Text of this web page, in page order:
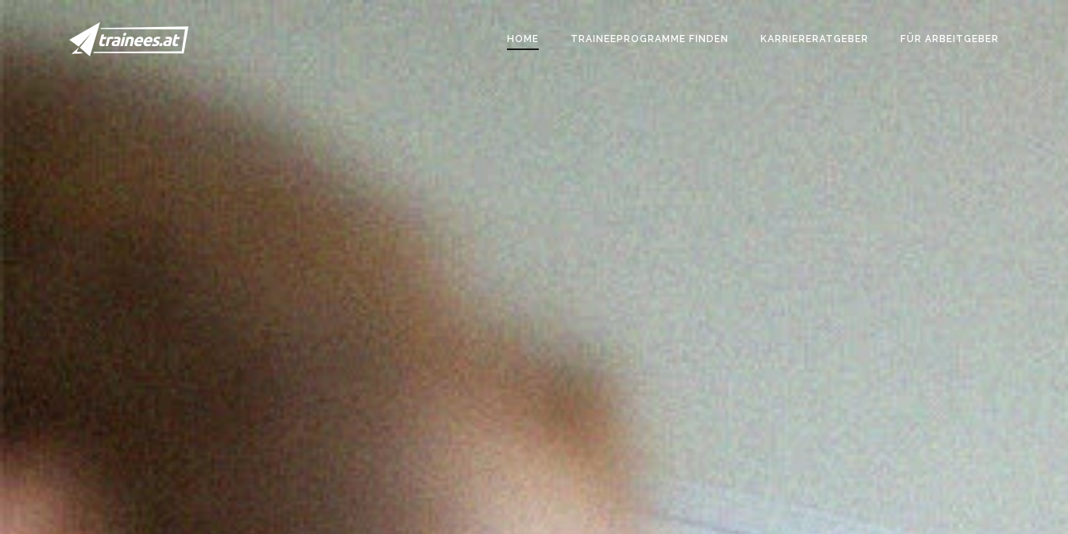
HOME TRAINEEPROGRAMME FINDEN KARRIERERATGEBER FÜR ARBEITGEBER